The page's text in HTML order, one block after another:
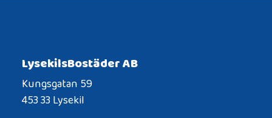
LysekilsBostäder AB
Kungsgatan 59
453 33 Lysekil